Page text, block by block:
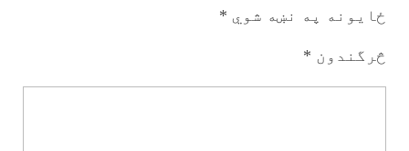
ځایونه په نښه شوي *
څرگندون *